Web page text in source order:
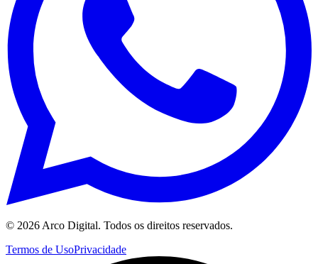
© 2026 Arco Digital. Todos os direitos reservados.
Termos de UsoPrivacidade